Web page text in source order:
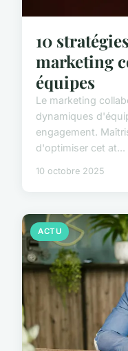
10
marketing
équipes
Le marketing
dynamiques
engagement.
d'optimiser cet at...
10 octobre 2025
ACTU